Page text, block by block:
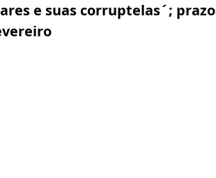
e suas corruptelas´;